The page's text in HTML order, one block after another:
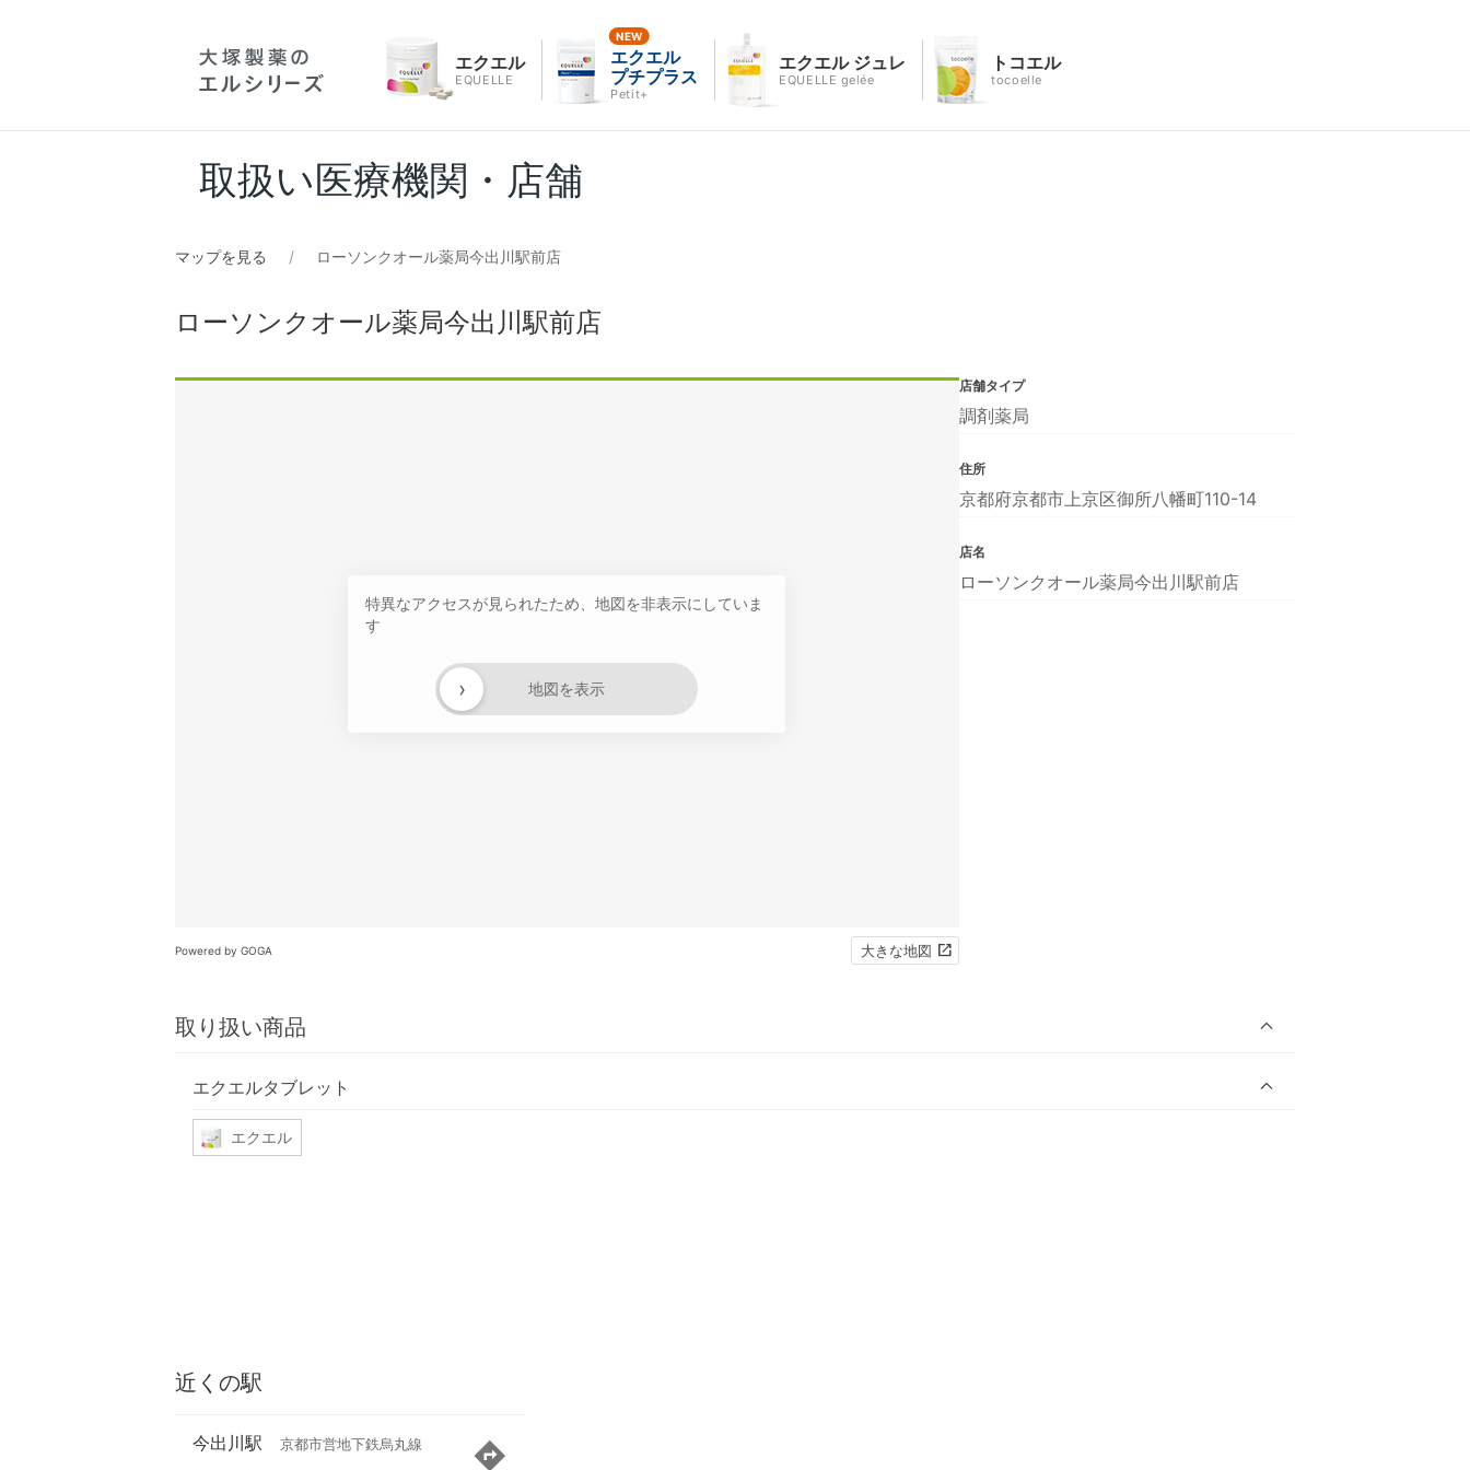
エクエル
EQUELLE
エクエル
プチプラス
Petit+
エクエル ジュレ
EQUELLE gelée
トコエル
tocoelle
取扱い医療機関・店舗
マップを見る ローソンクオール薬局今出川駅前店
ローソンクオール薬局今出川駅前店
特異なアクセスが見られたため、地図を非表示にしていま
す
地図を表示
›
Powered by GOGA 大きな地図
取り扱い商品
エクエルタブレット
エクエル
店舗タイプ
調剤薬局
住所
京都府京都市上京区御所八幡町110-14
店名
ローソンクオール薬局今出川駅前店
近くの駅
今出川駅 京都市営地下鉄烏丸線